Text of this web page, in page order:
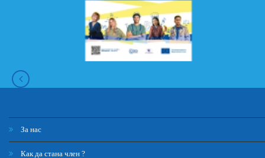
За нас
Как да стана член ?